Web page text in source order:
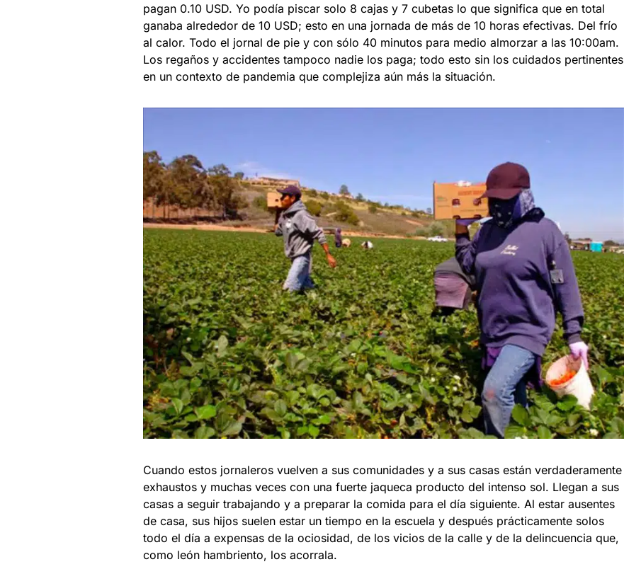
pagan 0.10 USD. Yo podía piscar solo 8 cajas y 7 cubetas lo que significa que en total
ganaba alrededor de 10 USD; esto en una jornada de más de 10 horas efectivas. Del frío
al calor. Todo el jornal de pie y con sólo 40 minutos para medio almorzar a las 10:00am.
Los regaños y accidentes tampoco nadie los paga; todo esto sin los cuidados pertinentes
en un contexto de pandemia que complejiza aún más la situación.
Cuando estos jornaleros vuelven a sus comunidades y a sus casas están verdaderamente
exhaustos y muchas veces con una fuerte jaqueca producto del intenso sol. Llegan a sus
casas a seguir trabajando y a preparar la comida para el día siguiente. Al estar ausentes
de casa, sus hijos suelen estar un tiempo en la escuela y después prácticamente solos
todo el día a expensas de la ociosidad, de los vicios de la calle y de la delincuencia que,
como león hambriento, los acorrala.